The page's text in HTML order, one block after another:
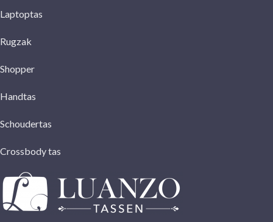
Laptoptas
Rugzak
Shopper
Handtas
Schoudertas
Crossbody tas